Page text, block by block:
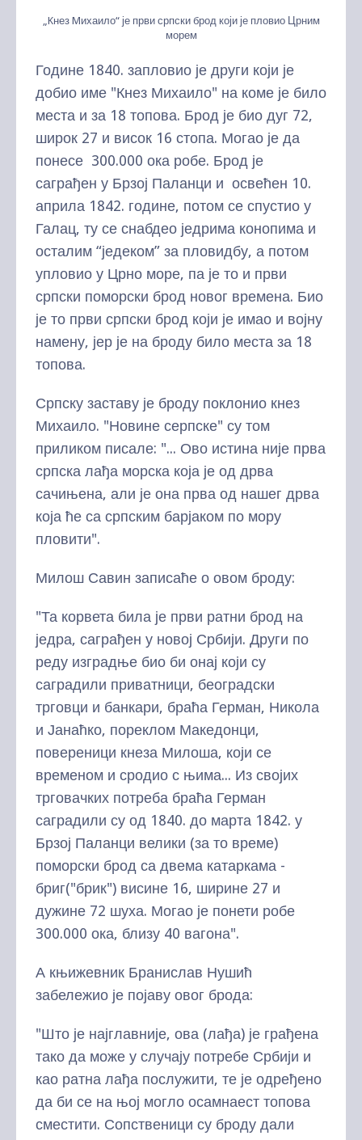
„Kнез Mихаило“ је први српски брод који је пловио Црним
морем
Године 1840. запловио је други који је
добио име "Кнез Михаило" на коме је било
места и за 18 топова. Брод је био дуг 72,
широк 27 и висок 16 стопа. Могао је да
понесе 300.000 ока робе. Брод је
саграђен у Брзој Паланци и освећен 10.
априла 1842. године, потом се спустио у
Галац, ту се снабдео једрима конопима и
осталим “једеком” за пловидбу, а потом
упловио у Црно море, па је то и први
српски поморски брод новог времена. Био
је то први српски брод који је имао и војну
намену, јер је на броду било места за 18
топова.
Српску заставу је броду поклонио кнез
Михаило. "Новине серпске" су том
приликом писале: "... Ово истина није прва
српска лађа морска која је од дрва
сачињена, али је она прва од нашег дрва
која ће са српским барјаком по мору
пловити".
Милош Савин записаће о овом броду:
"Та корвета била је први ратни брод на
једра, саграђен у новој Србији. Други по
реду изградње био би онај који су
саградили приватници, београдски
трговци и банкари, браћа Герман, Никола
и Јанаћко, пореклом Македонци,
повереници кнеза Милоша, који се
временом и сродио с њима... Из својих
трговачких потреба браћа Герман
саградили су од 1840. до марта 1842. у
Брзој Паланци велики (за то време)
поморски брод са двема катаркама -
бриг("брик") висине 16, ширине 27 и
дужине 72 шуха. Могао је понети робе
300.000 ока, близу 40 вагона".
А књижевник Бранислав Нушић
забележио је појаву овог брода:
"Што је најглавније, ова (лађа) је грађена
тако да може у случају потребе Србији и
као ратна лађа послужити, те је одређено
да би се на њој могло осамнаест топова
сместити. Сопственици су броду дали